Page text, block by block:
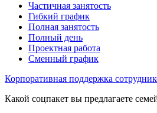
Частичная занятость
Гибкий график
Полная занятость
Полный день
Проектная работа
Сменный график
Корпоративная поддержка
Какой соцпакет вы предлагаете